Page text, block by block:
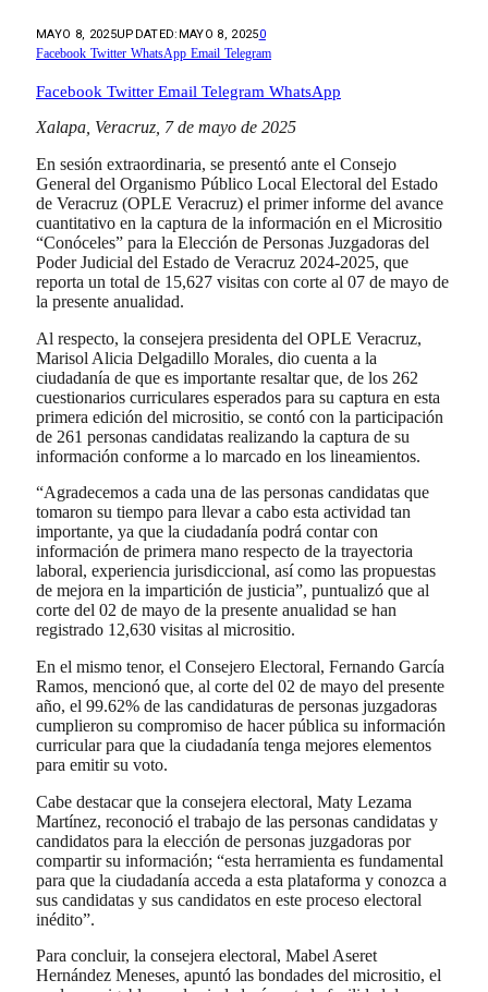
MAYO 8, 2025UPDATED: MAYO 8, 20250
Facebook Twitter WhatsApp Email Telegram
Facebook Twitter Email Telegram WhatsApp
Xalapa, Veracruz, 7 de mayo de 2025
En sesión extraordinaria, se presentó ante el Consejo
General del Organismo Público Local Electoral del Estado
de Veracruz (OPLE Veracruz) el primer informe del avance
cuantitativo en la captura de la información en el Micrositio
“Conóceles” para la Elección de Personas Juzgadoras del
Poder Judicial del Estado de Veracruz 2024-2025, que
reporta un total de 15,627 visitas con corte al 07 de mayo de
la presente anualidad.
Al respecto, la consejera presidenta del OPLE Veracruz,
Marisol Alicia Delgadillo Morales, dio cuenta a la
ciudadanía de que es importante resaltar que, de los 262
cuestionarios curriculares esperados para su captura en esta
primera edición del micrositio, se contó con la participación
de 261 personas candidatas realizando la captura de su
información conforme a lo marcado en los lineamientos.
“Agradecemos a cada una de las personas candidatas que
tomaron su tiempo para llevar a cabo esta actividad tan
importante, ya que la ciudadanía podrá contar con
información de primera mano respecto de la trayectoria
laboral, experiencia jurisdiccional, así como las propuestas
de mejora en la impartición de justicia”, puntualizó que al
corte del 02 de mayo de la presente anualidad se han
registrado 12,630 visitas al micrositio.
En el mismo tenor, el Consejero Electoral, Fernando García
Ramos, mencionó que, al corte del 02 de mayo del presente
año, el 99.62% de las candidaturas de personas juzgadoras
cumplieron su compromiso de hacer pública su información
curricular para que la ciudadanía tenga mejores elementos
para emitir su voto.
Cabe destacar que la consejera electoral, Maty Lezama
Martínez, reconoció el trabajo de las personas candidatas y
candidatos para la elección de personas juzgadoras por
compartir su información; “esta herramienta es fundamental
para que la ciudadanía acceda a esta plataforma y conozca a
sus candidatas y sus candidatos en este proceso electoral
inédito”.
Para concluir, la consejera electoral, Mabel Aseret
Hernández Meneses, apuntó las bondades del micrositio, el